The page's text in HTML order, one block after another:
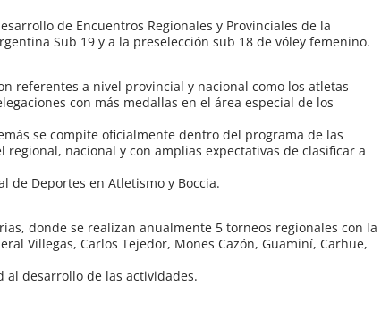
de Encuentros Regionales y Provinciales de la
Sub 19 y a la preselección sub 18 de vóley femenino.
referentes a nivel provincial y nacional como los atletas
con más medallas en el área especial de los
se compite oficialmente dentro del programa de las
nacional y con amplias expectativas de clasificar a
de Deportes en Atletismo y Boccia.
donde se realizan anualmente 5 torneos regionales con la
Villegas, Carlos Tejedor, Mones Cazón, Guaminí, Carhue,
al desarrollo de las actividades.